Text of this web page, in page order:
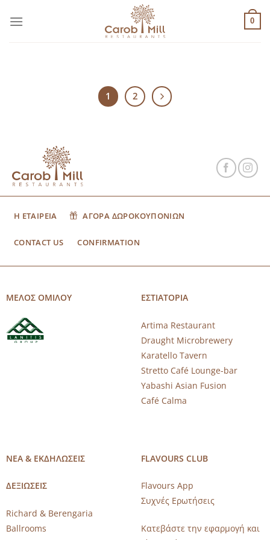
στο
0
1 2
Η ΕΤΑΙΡΕΙΑ ΑΓΟΡΑ ΔΩΡΟΚΟΥΠΟΝΙΩΝ
CONTACT US CONFIRMATION
ΜΕΛΟΣ ΟΜΙΛΟΥ ΕΣΤΙΑΤΟΡΙΑ
Artima Restaurant
Draught Microbrewery
Karatello Tavern
Stretto Café Lounge-bar
Yabashi Asian Fusion
Café Calma
ΝΕΑ & ΕΚΔΗΛΩΣΕΙΣ
ΔΕΞΙΩΣΕΙΣ
Richard & Berengaria
Ballrooms
FLAVOURS CLUB
Flavours App
Συχνές Ερωτήσεις
Κατεβάστε την εφαρμογή και